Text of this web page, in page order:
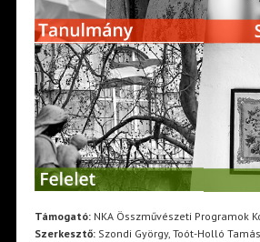
Támogató:NKA Összművészeti Programok
Szerkesztő:Szondi György, Toót-Holló Tamás